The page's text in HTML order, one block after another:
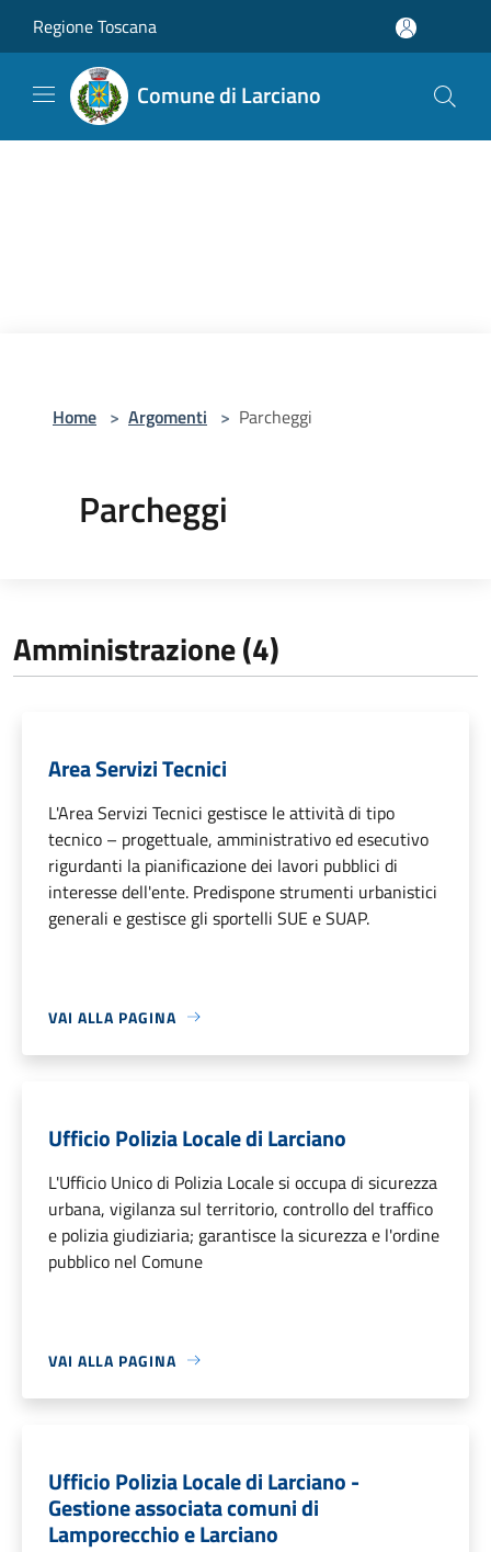
Regione Toscana
Comune di Larciano
Home > Argomenti > Parcheggi
Parcheggi
Amministrazione (4)
Area Servizi Tecnici
L'Area Servizi Tecnici gestisce le attività di tipo
tecnico – progettuale, amministrativo ed esecutivo
rigurdanti la pianificazione dei lavori pubblici di
interesse dell'ente. Predispone strumenti urbanistici
generali e gestisce gli sportelli SUE e SUAP.
VAI ALLA PAGINA
Ufficio Polizia Locale di Larciano
L'Ufficio Unico di Polizia Locale si occupa di sicurezza
urbana, vigilanza sul territorio, controllo del traffico
e polizia giudiziaria; garantisce la sicurezza e l'ordine
pubblico nel Comune
VAI ALLA PAGINA
Ufficio Polizia Locale di Larciano -
Gestione associata comuni di
Lamporecchio e Larciano